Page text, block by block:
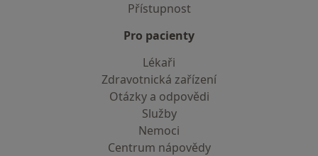
Přístupnost
Pro pacienty
Lékaři
Zdravotnická zařízení
Otázky a odpovědi
Služby
Nemoci
Centrum nápovědy